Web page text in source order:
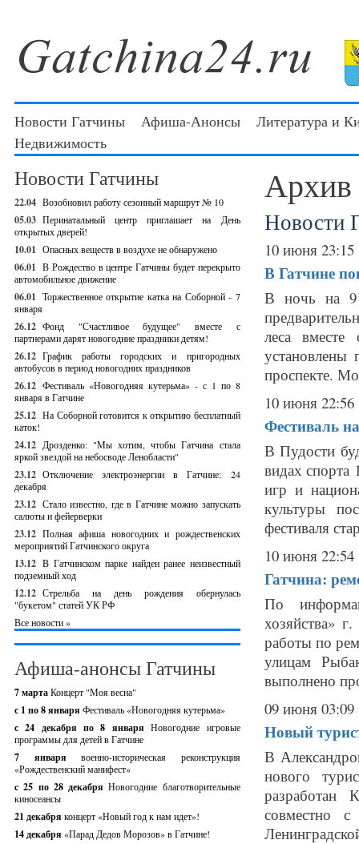
Новости Гатчины Афиша-Анонсы
Литература и
Недвижимость
Новости Гатчины
22.04 Возобновил работу сезонный маршрут № 10
05.03 Перинатальный центр приглашает на День
открытых дверей!
10.01 Опасных веществ в воздухе не обнаружено
06.01 В Рождество в центре Гатчины будет перекрыто
автомобильное движение
06.01 Торжественное открытие катка на Соборной - 7
января
26.12 Фонд "Счастливое будущее" вместе с
партнерами дарят новогодние праздники детям!
26.12 График работы городских и пригородных
автобусов в период новогодних праздников
26.12 Фестиваль «Новогодняя кутерьма» - с 1 по 8
января в Гатчине
25.12 На Соборной готовится к открытию бесплатный
каток!
24.12 Дрозденко: "Мы хотим, чтобы Гатчина стала
яркой звездой на небосводе Ленобласти"
23.12 Отключение электроэнергии в Гатчине: 24
декабря
23.12 Стало известно, где в Гатчине можно запускать
салюты и фейерверки
23.12 Полная афиша новогодних и рождественских
мероприятий Гатчинского округа
13.12 В Гатчинском парке найден ранее неизвестный
подземный ход
12.12 Стрельба на день рождения обернулась
"букетом" статей УК РФ
Все новости »
Афиша-анонсы Гатчины
7 мартаКонцерт "Моя весна"
с 1 по 8 января Фестиваль «Новогодняя кутерьма»
с 24 декабря по 8 январяНовогодние игровые
программы для детей в Гатчине
7 январявоенно-историческая реконструкция
«Рождественский манифест»
c 25 по 28 декабряНовогодние благотворительные
киносеансы
21 декабря концерт «Новый год к нам идет»!
14 декабря «Парад Дедов Морозов» в Гатчине!
Архив
Новости
10 июня 23:15
В Гатчине
В ночь на 9
леса
установлены
проспекте.
10 июня 22:56
Фестиваль
В Пудости
видах
игр и
культуры
фестиваля
10 июня 22:54
Гатчина:
По
хозяйства»
работы по
улицам
выполнено
09 июня 03:09
Новый
В
нового
разработан
совместно